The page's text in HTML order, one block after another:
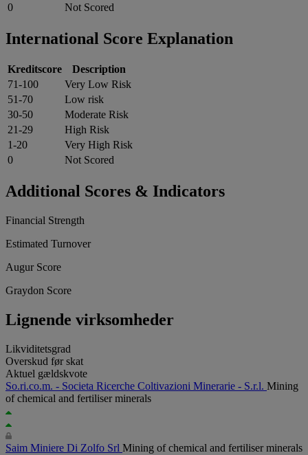
0
Not Scored
International Score Explanation
Kreditscore
Description
71-100
Very Low Risk
51-70
Low risk
30-50
Moderate Risk
21-29
High Risk
1-20
Very High Risk
0
Not Scored
Additional Scores & Indicators
Financial Strength
Estimated Turnover
Augur Score
Graydon Score
Lignende virksomheder
Likviditetsgrad
Overskud før skat
Aktuel gældskvote
So.ri.co.m. - Societa Ricerche Coltivazioni Minerarie - S.r.l. Mining
of chemical and fertiliser minerals
Saim Miniere Di Zolfo Srl Mining of chemical and fertiliser minerals